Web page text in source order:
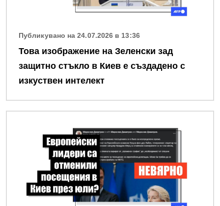
Публикувано на 24.07.2026 в 13:36
Това изображение на Зеленски зад
защитно стъкло в Киев е създадено с
изкуствен интелект